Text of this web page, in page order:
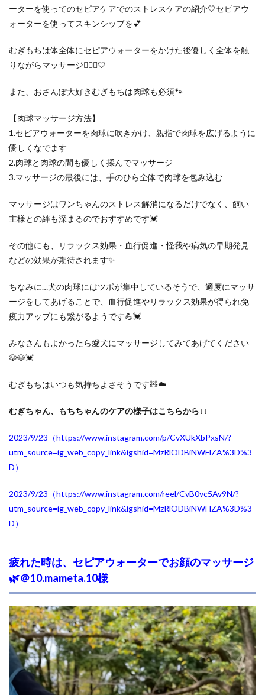
ーターを使ってのセピアケアでのストレスケアの紹介🤍セピアウ
ォーターを使ってスキンシップを💕
むぎもちは体全体にセピアウォーターをかけた後優しく全体を触
りながらマッサージ💆🏻‍♀️🤍
また、おさんぽ大好きむぎもちは肉球も必須🐾
【肉球マッサージ方法】
1.セピアウォーターを肉球に吹きかけ、親指で肉球を広げるように
優しくなでます
2.肉球と肉球の間も優しく揉んでマッサージ
3.マッサージの最後には、手のひら全体で肉球を包み込む
マッサージはワンちゃんのストレス解消になるだけでなく、飼い
主様との絆も深まるのでおすすめです💓
その他にも、リラックス効果・血行促進・怪我や病気の早期発見
などの効果が期待されます✨
ちなみに…犬の肉球にはツボが集中しているそうで、適度にマッサ
ージをしてあげることで、血行促進やリラックス効果が得られ免
疫力アップにも繋がるようです💪💓
みなさんもよかったら愛犬にマッサージしてみてあげてください
🐶🐶💓
むぎもちはいつも気持ちよさそうです🧸☁️
むぎちゃん、もちちゃんのケアの様子はこちらから↓↓
2023/9/23（https://www.instagram.com/p/CvXUkXbPxsN/?
utm_source=ig_web_copy_link&igshid=MzRlODBiNWFlZA%3D%3
D）
2023/9/23（https://www.instagram.com/reel/CvB0vc5Av9N/?
utm_source=ig_web_copy_link&igshid=MzRlODBiNWFlZA%3D%3
D）
疲れた時は、セピアウォーターでお顔のマッサージ
🌿＠10.mameta.10様